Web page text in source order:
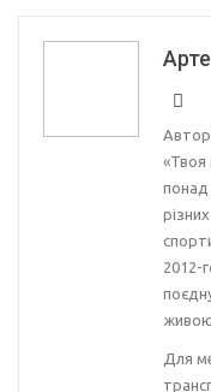
Автор
«Твоя
понад
2012-
Для